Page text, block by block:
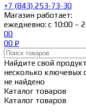
+7 (843) 253-73-30
Магазин работает:
ежедневно: с 10:00 –
00
00 ₽
Найдите свой
несколько ключевых
не найдено
Каталог товаров
Каталог товаров